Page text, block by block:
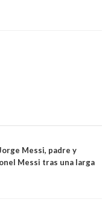
Messi, padre y
Messi tras una larga